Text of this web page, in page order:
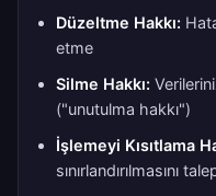
Düzeltme Hakkı:
etme
Silme Hakkı:
("unutulma hakkı")
İşlemeyi Kısıtlama
sınırlandırılmasını